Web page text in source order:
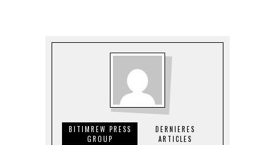
BITIMREW PRESS
GROUP
DERNIERES
ARTICLES